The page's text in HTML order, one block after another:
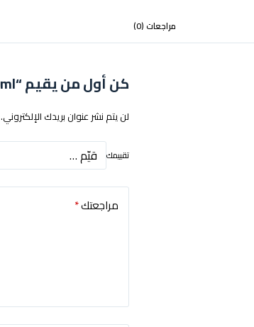
مراجعات (0)
كن أول من يقيم “BOMB BLUE BLOOD 20mg 30ml”
لن يتم نشر عنوان بريدك الإلكتروني.
تقييمك
مراجعتك*